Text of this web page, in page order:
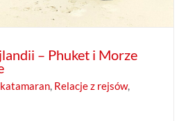
– Phuket i Morze
katamaran, Relacje z rejsów,